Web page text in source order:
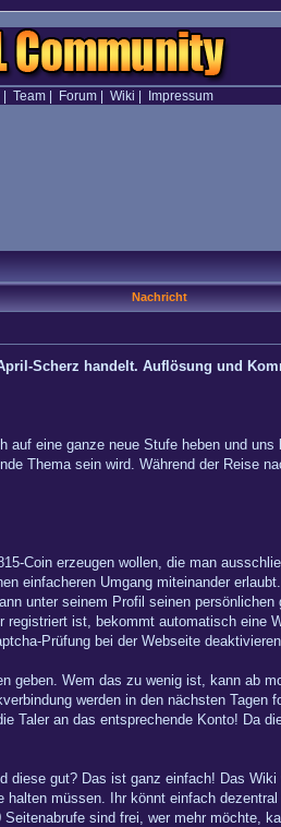
Team| Forum| Wiki Impressum
Nachricht
Scherz handelt. Auflösung und
auf eine ganze neue Stufe heben und
Thema sein wird. Während der Reise
Coin erzeugen wollen, die man
einfacheren Umgang miteinander
unter seinem Profil seinen
ist, bekommt automatisch eine
Prüfung bei der Webseite
geben. Wem das zu wenig ist, kann ab
werden in den nächsten
Taler an das entsprechende Konto! Da
diese gut? Das ist ganz einfach! Das
müssen. Ihr könnt einfach
sind frei, wer mehr möchte,